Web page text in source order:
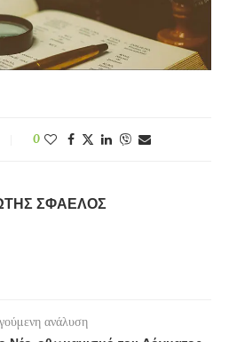
0
ΣΦΑΈΛΟΣ
ανάλυση